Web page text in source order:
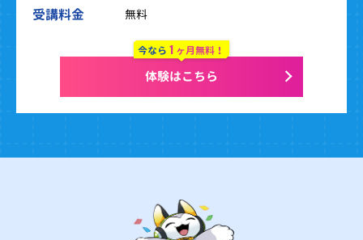
受講料金 無料
今なら1 ヶ月無料！
体験はこちら